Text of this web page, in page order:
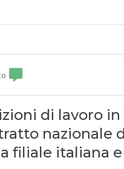
di lavoro
nazionale
filiale italiana